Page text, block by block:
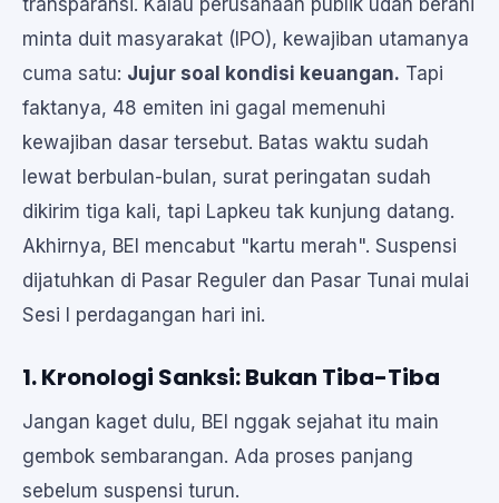
transparansi. Kalau perusahaan publik udah berani
minta duit masyarakat (IPO), kewajiban utamanya
cuma satu: Jujur soal kondisi keuangan. Tapi
faktanya, 48 emiten ini gagal memenuhi
kewajiban dasar tersebut. Batas waktu sudah
lewat berbulan-bulan, surat peringatan sudah
dikirim tiga kali, tapi Lapkeu tak kunjung datang.
Akhirnya, BEI mencabut "kartu merah". Suspensi
dijatuhkan di Pasar Reguler dan Pasar Tunai mulai
Sesi I perdagangan hari ini.
1. Kronologi Sanksi: Bukan Tiba-Tiba
Jangan kaget dulu, BEI nggak sejahat itu main
gembok sembarangan. Ada proses panjang
sebelum suspensi turun.